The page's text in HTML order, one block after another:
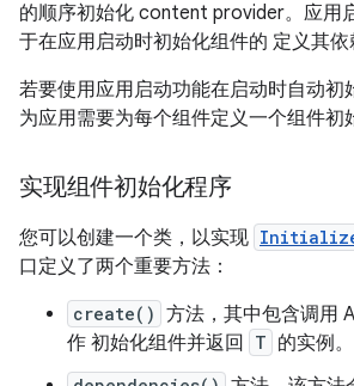
的顺序初始化 content provider。应用
于在应用启动时初始化组件的 定义其依
若要使用应用启动功能在启动时自动初
为应用需要为每个组件定义一个组件初
实现组件初始化程序
您可以创建一个类，以实现
口定义了两个重要方法：
create() 方法，其中包含调用
作 初始化组件并返回
T 的实例。